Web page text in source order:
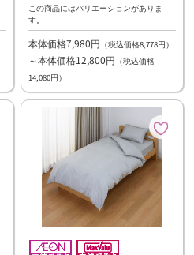
この商品にはバリエーションがありま
す。
本体価格7,980円 （税込価格8,778円）
～本体価格12,800円 （税込価格
14,080円）